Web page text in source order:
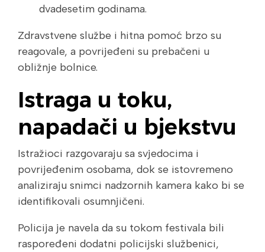
dvadesetim godinama.
Zdravstvene službe i hitna pomoć brzo su
reagovale, a povrijeđeni su prebačeni u
obližnje bolnice.
Istraga u toku,
napadači u bjekstvu
Istražioci razgovaraju sa svjedocima i
povrijeđenim osobama, dok se istovremeno
analiziraju snimci nadzornih kamera kako bi se
identifikovali osumnjičeni.
Policija je navela da su tokom festivala bili
raspoređeni dodatni policijski službenici,